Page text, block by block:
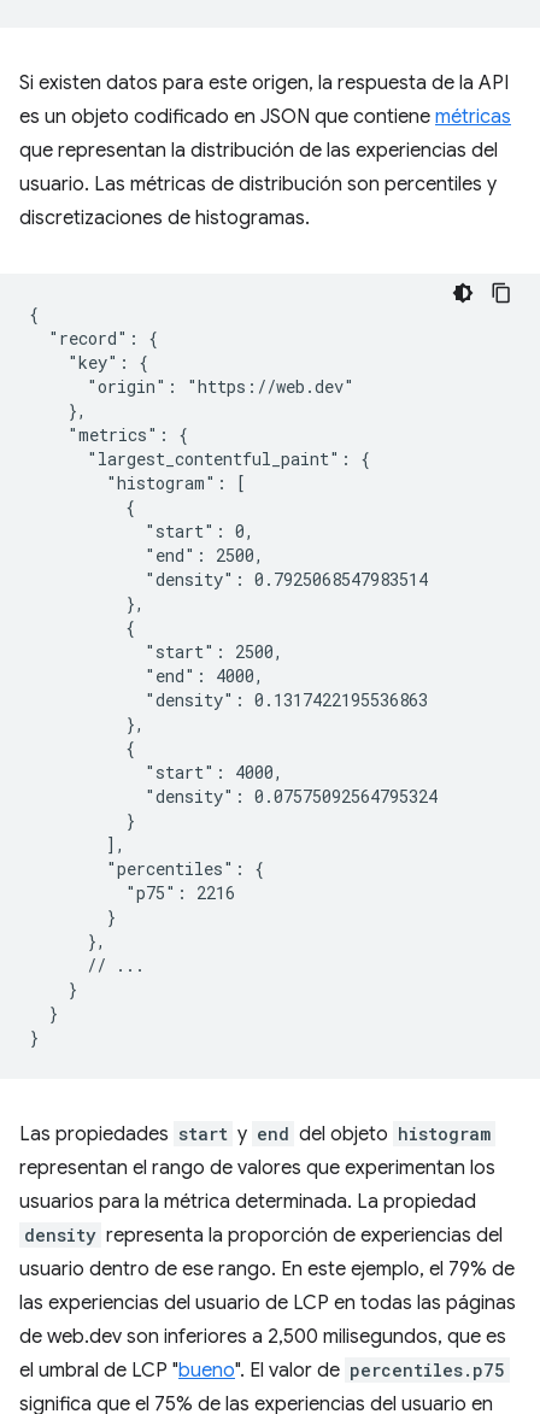
Si existen datos para este origen, la respuesta de la API
es un objeto codificado en JSON que contiene métricas
que representan la distribución de las experiencias del
usuario. Las métricas de distribución son percentiles y
discretizaciones de histogramas.
{
  "record": {
    "key": {
      "origin": "https://web.dev"
    },
    "metrics": {
      "largest_contentful_paint": {
        "histogram": [
          {
            "start": 0,
            "end": 2500,
            "density": 0.7925068547983514
          },
          {
            "start": 2500,
            "end": 4000,
            "density": 0.1317422195536863
          },
          {
            "start": 4000,
            "density": 0.07575092564795324
          }
        ],
        "percentiles": {
          "p75": 2216
        }
      },
      // ...
    }
  }
Las propiedades start y end del objeto histogram
representan el rango de valores que experimentan los
usuarios para la métrica determinada. La propiedad
density representa la proporción de experiencias del
usuario dentro de ese rango. En este ejemplo, el 79% de
las experiencias del usuario de LCP en todas las páginas
de web.dev son inferiores a 2,500 milisegundos, que es
el umbral de LCP "bueno". El valor de percentiles.p75
significa que el 75% de las experiencias del usuario en